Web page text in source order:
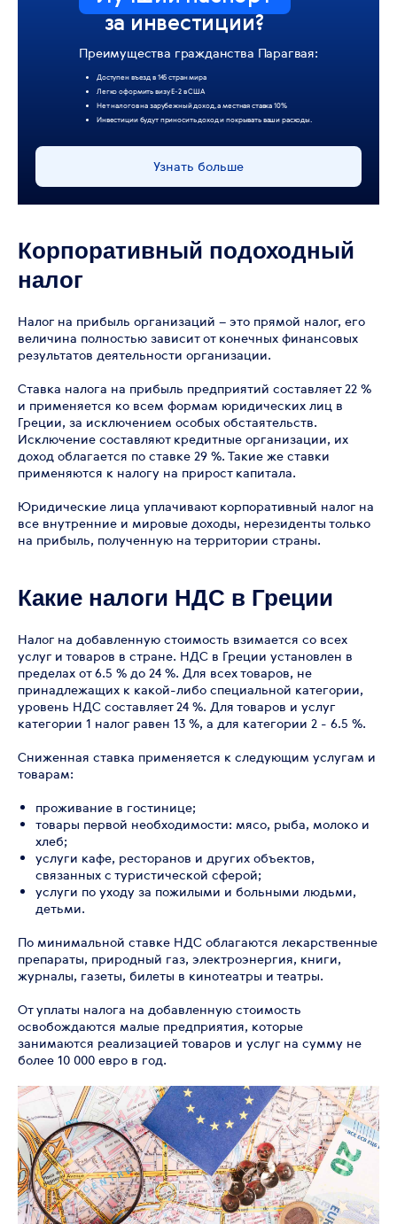
за инвестиции?
Преимущества гражданства Парагвая:
Доступен въезд в 145 стран мира
Легко оформить визу Е-2 в США
Нет налогов на зарубежный доход, а местная ставка 10%
Инвестиции будут приносить доход и покрывать ваши расходы.
Узнать больше
Корпоративный подоходный
налог
Налог на прибыль организаций – это прямой налог, его
величина полностью зависит от конечных финансовых
результатов деятельности организации.
Ставка налога на прибыль предприятий составляет 22 %
и применяется ко всем формам юридических лиц в
Греции, за исключением особых обстаятельств.
Исключение составляют кредитные организации, их
доход облагается по ставке 29 %. Такие же ставки
применяются к налогу на прирост капитала.
Юридические лица уплачивают корпоративный налог на
все внутренние и мировые доходы, нерезиденты только
на прибыль, полученную на территории страны.
Какие налоги НДС в Греции
Налог на добавленную стоимость взимается со всех
услуг и товаров в стране. НДС в Греции установлен в
пределах от 6.5 % до 24 %. Для всех товаров, не
принадлежащих к какой-либо специальной категории,
уровень НДС составляет 24 %. Для товаров и услуг
категории 1 налог равен 13 %, а для категории 2 - 6.5 %.
Сниженная ставка применяется к следующим услугам и
товарам:
проживание в гостинице;
товары первой необходимости: мясо, рыба, молоко и
хлеб;
услуги кафе, ресторанов и других объектов,
связанных с туристической сферой;
услуги по уходу за пожилыми и больными людьми,
детьми.
По минимальной ставке НДС облагаются лекарственные
препараты, природный газ, электроэнергия, книги,
журналы, газеты, билеты в кинотеатры и театры.
От уплаты налога на добавленную стоимость
освобождаются малые предприятия, которые
занимаются реализацией товаров и услуг на сумму не
более 10 000 евро в год.